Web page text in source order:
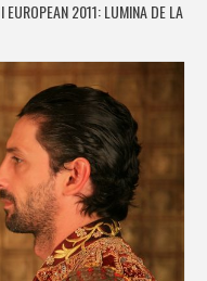
EUROPEAN 2011: LUMINA DE LA